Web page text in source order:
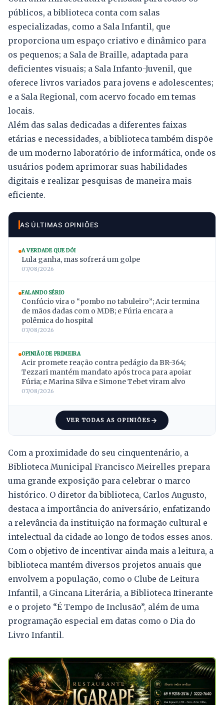
públicos, a biblioteca conta com salas
especializadas, como a Sala Infantil, que
proporciona um espaço criativo e dinâmico para
os pequenos; a Sala de Braille, adaptada para
deficientes visuais; a Sala Infanto-Juvenil, que
oferece livros variados para jovens e adolescentes;
e a Sala Regional, com acervo focado em temas
locais.
Além das salas dedicadas a diferentes faixas
etárias e necessidades, a biblioteca também dispõe
de um moderno laboratório de informática, onde os
usuários podem aprimorar suas habilidades
digitais e realizar pesquisas de maneira mais
eficiente.
AS ÚLTIMAS OPINIÕES
A VERDADE QUE DÓI
Lula ganha, mas sofrerá um golpe
07/08/2026
FALANDO SÉRIO
Confúcio vira o “pombo no tabuleiro”; Acir termina
de mãos dadas com o MDB; e Fúria encara a
polêmica do hospital
07/08/2026
OPINIÃO DE PRIMEIRA
Acir promete reação contra pedágio da BR-364;
Tezzari mantém mandato após troca para apoiar
Fúria; e Marina Silva e Simone Tebet viram alvo
07/08/2026
VER TODAS AS OPINIÕES
Com a proximidade do seu cinquentenário, a
Biblioteca Municipal Francisco Meirelles prepara
uma grande exposição para celebrar o marco
histórico. O diretor da biblioteca, Carlos Augusto,
destaca a importância do aniversário, enfatizando
a relevância da instituição na formação cultural e
intelectual da cidade ao longo de todos esses anos.
Com o objetivo de incentivar ainda mais a leitura, a
biblioteca mantém diversos projetos anuais que
envolvem a população, como o Clube de Leitura
Infantil, a Gincana Literária, a Biblioteca Itinerante
e o projeto “É Tempo de Inclusão”, além de uma
programação especial em datas como o Dia do
Livro Infantil.